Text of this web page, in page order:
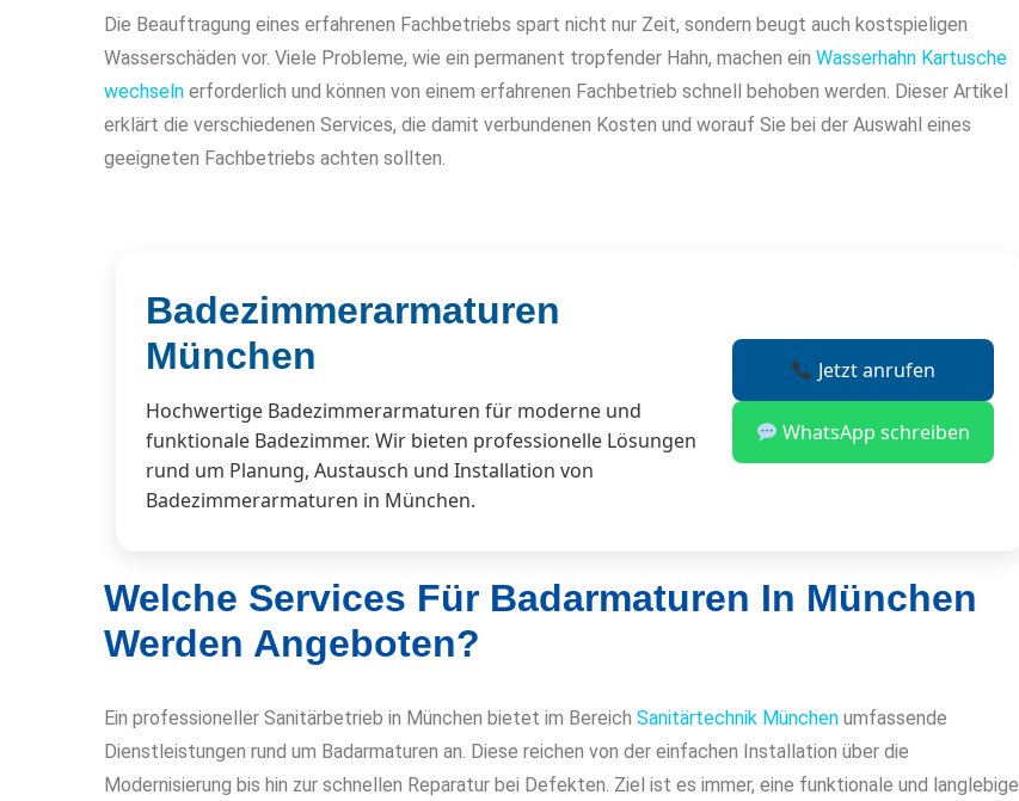
Die Beauftragung eines erfahrenen Fachbetriebs spart nicht nur Zeit, sondern beugt auch kostspieligen
Wasserschäden vor. Viele Probleme, wie ein permanent tropfender Hahn, machen ein Wasserhahn Kartusche
wechseln erforderlich und können von einem erfahrenen Fachbetrieb schnell behoben werden. Dieser Artikel
erklärt die verschiedenen Services, die damit verbundenen Kosten und worauf Sie bei der Auswahl eines
geeigneten Fachbetriebs achten sollten.
Badezimmerarmaturen
München
Hochwertige Badezimmerarmaturen für moderne und
funktionale Badezimmer. Wir bieten professionelle Lösungen
rund um Planung, Austausch und Installation von
Badezimmerarmaturen in München.
Jetzt anrufen
WhatsApp schreiben
Welche Services Für Badarmaturen In München
Werden Angeboten?
Ein professioneller Sanitärbetrieb in München bietet im Bereich Sanitärtechnik München umfassende
Dienstleistungen rund um Badarmaturen an. Diese reichen von der einfachen Installation über die
Modernisierung bis hin zur schnellen Reparatur bei Defekten. Ziel ist es immer, eine funktionale und langlebige